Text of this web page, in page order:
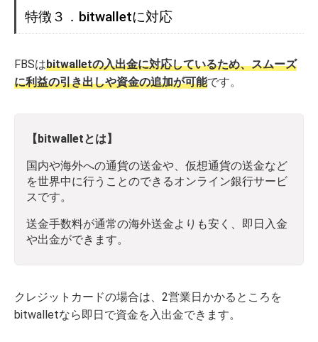
特徴３．bitwalletに対応
FBSはbitwalletの入出金に対応しているため、スムーズ
に利益の引き出しや資金の追加が可能です。
【bitwalletとは】
国内や海外への通貨の送金や、仮想通貨の送金など
を世界中に行うことのできるオンライン銀行サービ
スです。
送金手数料が通常の海外送金よりも安く、即日入金
や出金ができます。
クレジットカードの場合は、2営業日かかるところを
bitwalletなら即日で資金を入出金できます。